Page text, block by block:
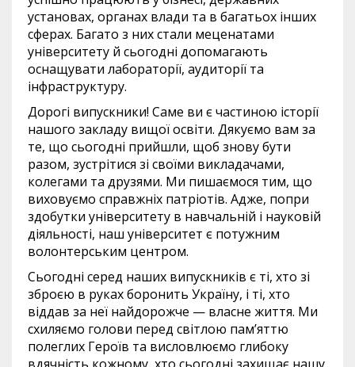
установах, органах влади та в багатьох інших
сферах. Багато з них стали меценатами
університету й сьогодні допомагають
оснащувати лабораторії, аудиторії та
інфраструктуру.
Дорогі випускники! Саме ви є частиною історії
нашого закладу вищої освіти. Дякуємо вам за
те, що сьогодні прийшли, щоб знову бути
разом, зустрітися зі своїми викладачами,
колегами та друзями. Ми пишаємося тим, що
виховуємо справжніх патріотів. Адже, попри
здобутки університету в навчальній і науковій
діяльності, наш університет є потужним
волонтерським центром.
Сьогодні серед наших випускників є ті, хто зі
зброєю в руках боронить Україну, і ті, хто
віддав за неї найдорожче — власне життя. Ми
схиляємо голови перед світлою пам’яттю
полеглих Героїв та висловлюємо глибоку